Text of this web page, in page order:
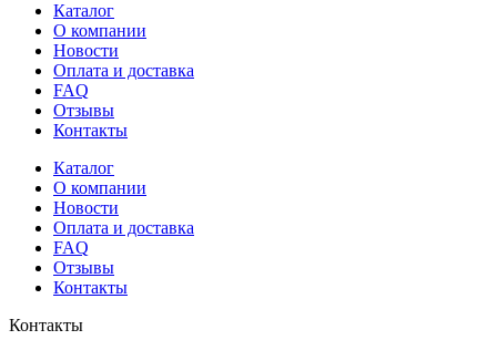
Каталог
О компании
Новости
Оплата и доставка
FAQ
Отзывы
Контакты
Каталог
О компании
Новости
Оплата и доставка
FAQ
Отзывы
Контакты
Контакты